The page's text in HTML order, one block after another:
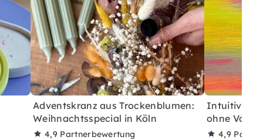
Adventskranz aus Trockenblumen:
Weihnachtsspecial in Köln
4,9 Partnerbewertung
Intuitives
ohne
4,9